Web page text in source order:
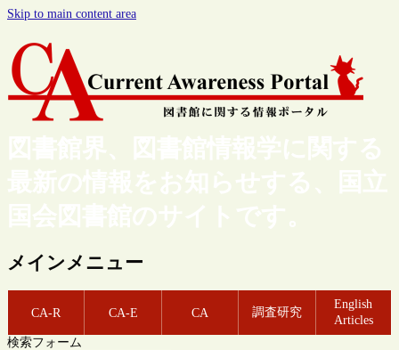
Skip to main content area
図書館界、図書館情報学に関する
最新の情報をお知らせする、国立
国会図書館のサイトです。
メインメニュー
CA-R CA-E CA 調査研究
English
Articles
検索フォーム